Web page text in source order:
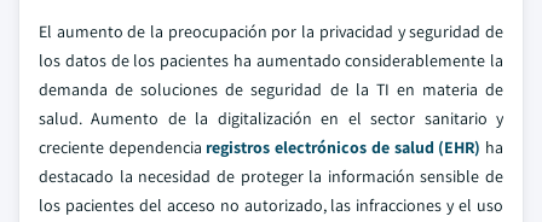
El aumento de la preocupación por la privacidad y seguridad de
los datos de los pacientes ha aumentado considerablemente la
demanda de soluciones de seguridad de la TI en materia de
salud. Aumento de la digitalización en el sector sanitario y
creciente dependencia registros electrónicos de salud (EHR) ha
destacado la necesidad de proteger la información sensible de
los pacientes del acceso no autorizado, las infracciones y el uso